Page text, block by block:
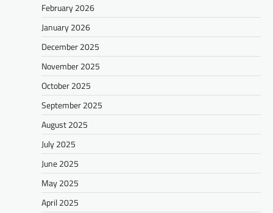
February 2026
January 2026
December 2025
November 2025
October 2025
September 2025
August 2025
July 2025
June 2025
May 2025
April 2025